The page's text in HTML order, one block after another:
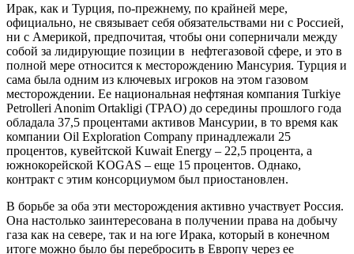
Ирак, как и Турция, по-прежнему, по крайней мере,
официально, не связывает себя обязательствами ни с Россией,
ни с Америкой, предпочитая, чтобы они соперничали между
собой за лидирующие позиции в нефтегазовой сфере, и это в
полной мере относится к месторождению Мансурия. Турция и
сама была одним из ключевых игроков на этом газовом
месторождении. Ее национальная нефтяная компания Turkiye
Petrolleri Anonim Ortakligi (TPAO) до середины прошлого года
обладала 37,5 процентами активов Мансурии, в то время как
компании Oil Exploration Company принадлежали 25
процентов, кувейтской Kuwait Energy – 22,5 процента, а
южнокорейской KOGAS – еще 15 процентов. Однако,
контракт с этим консорциумом был приостановлен.
В борьбе за оба эти месторождения активно участвует Россия.
Она настолько заинтересована в получении права на добычу
газа как на севере, так и на юге Ирака, который в конечном
итоге можно было бы перебросить в Европу через ее